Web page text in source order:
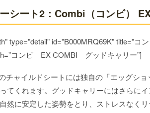
シート2：Combi（コンビ）
type=”detail” id=”B000MRQ69K” title=”
コンビ EX COMBI グッドキャリー”]
チャイルドシートには独自の「エッグシ
てくれます。グッドキャリーにはさらに
然に安定した姿勢をとり、ストレスなく